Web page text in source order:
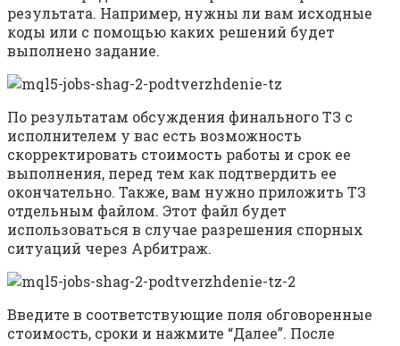
результата. Например, нужны ли вам исходные
коды или с помощью каких решений будет
выполнено задание.
По результатам обсуждения финального ТЗ с
исполнителем у вас есть возможность
скорректировать стоимость работы и срок ее
выполнения, перед тем как подтвердить ее
окончательно. Также, вам нужно приложить ТЗ
отдельным файлом. Этот файл будет
использоваться в случае разрешения спорных
ситуаций через Арбитраж.
Введите в соответствующие поля обговоренные
стоимость, сроки и нажмите “Далее”. После